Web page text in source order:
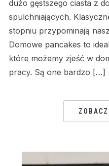
dużo gęstszego ciasta z
spulchniających.
stopniu przypominają
Domowe pancakes to
które możemy zjeść w
pracy. Są one bardzo […]